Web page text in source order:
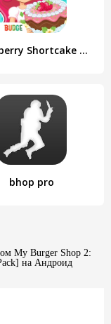
Strawberry Shortcake Bake Shop
bhop pro
My Burger Shop 2:
на Андроид